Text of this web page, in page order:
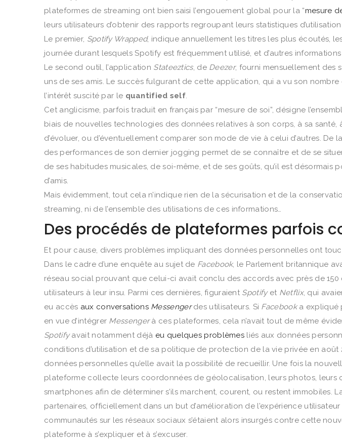
plateformes de streaming ont bien saisi l’engouement global pour la “mesure
leurs utilisateurs d’obtenir des rapports regroupant leurs statistiques
Le premier, Spotify Wrapped, indique annuellement les titres les plus écoutés,
journée durant lesquels Spotify est fréquemment utilisé, et d’autres
Le second outil, l’application Stateeztics, de Deezer, fourni mensuellement des
uns de ses amis. Le succès fulgurant de cette application, qui a vu son
l’intérêt suscité par le quantified self.
Cet anglicisme, parfois traduit en français par “mesure de soi”, désigne
biais de nouvelles technologies des données relatives à son corps, à sa
d’évoluer, ou d’éventuellement comparer son mode de vie à celui d’autres.
des performances de son dernier jogging permet de se connaître et de se
de ses habitudes musicales, de soi-même, et de ses goûts, qu’il est
d’amis.
Mais évidemment, tout cela n’indique rien de la sécurisation et de la
streaming, ni de l’ensemble des utilisations de ces informations…
Des procédés de plateformes parfois
Et pour cause, divers problèmes impliquant des données personnelles ont
Dans le cadre d’une enquête au sujet de Facebook, le Parlement britannique
réseau social prouvant que celui-ci avait conclu des accords avec près de
utilisateurs à leur insu. Parmi ces dernières, figuraient Spotifyet Netflix, qui
eu accès aux conversations Messengerdes utilisateurs. Si Facebooka expliqué
en vue d’intégrer Messengerà ces plateformes, cela n’avait tout de même
Spotifyavait notamment déjà eu quelques problèmes liés aux données
conditions d’utilisation et de sa politique de protection de la vie privée en
données personnelles qu’elle avait la possibilité de recueillir. Une fois la
plateforme collecte leurs coordonnées de géolocalisation, leurs photos, leurs
smartphones afin de déterminer s’ils marchent, courent, ou restent immobiles.
partenaires, officiellement dans un but d’amélioration de l’expérience
communautés sur les réseaux sociaux s’étaient alors insurgés contre cette
plateforme à s’expliquer et à s’excuser.